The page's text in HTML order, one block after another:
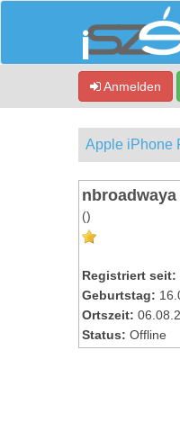
Anmelden
Apple iPhone
nbroadwaya
()
Registriert seit:
Geburtstag:
Ortszeit:
Status: Offline